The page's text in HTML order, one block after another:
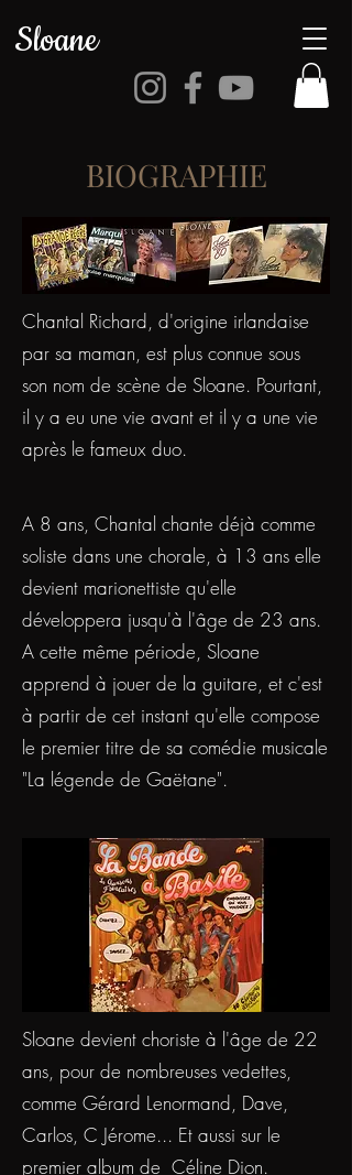
Sloane
BIOGRAPHIE
Chantal Richard, d'origine irlandaise
par sa maman, est plus connue sous
son nom de scène de Sloane. Pourtant,
il y a eu une vie avant et il y a une vie
après le fameux duo.
A 8 ans, Chantal chante déjà comme
soliste dans une chorale, à 13 ans elle
devient marionettiste qu'elle
développera jusqu'à l'âge de 23 ans.
A cette même période, Sloane
apprend à jouer de la guitare, et c'est
à partir de cet instant qu'elle compose
le premier titre de sa comédie musicale
"La légende de Gaëtane".
Sloane devient choriste à l'âge de 22
ans, pour de nombreuses vedettes,
comme Gérard Lenormand, Dave,
Carlos, C Jérome... Et aussi sur le
premier album de Céline Dion.